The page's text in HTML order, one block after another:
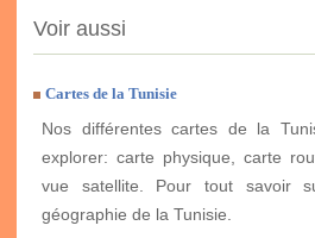
Voir aussi
Cartes de la Tunisie
Nos différentes cartes de la
explorer: carte physique, carte
vue satellite. Pour tout savoir
géographie de la Tunisie.